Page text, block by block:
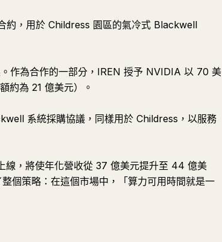
，用於 Childress 園區的氣冷式 Blackwell
作為合作的一部分，IREN 授予 NVIDIA 以 70 美
約為 21 億美元）。
系統採購協議，同樣用於 Childress，以服務
線，將使年化營收從 37 億美元提升至 44 億美
個策略：在這個市場中，「算力可用時間就是一